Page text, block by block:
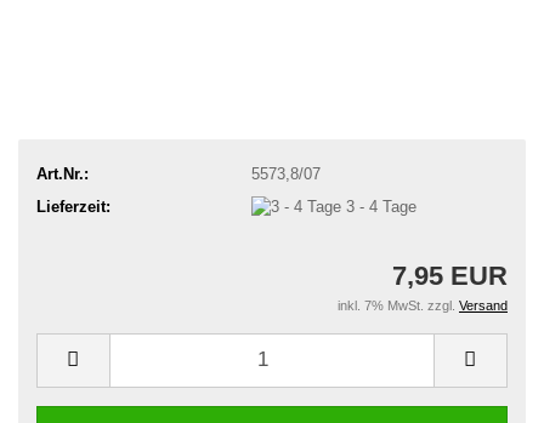
Art.Nr.:
5573,8/07
Lieferzeit:
3 - 4 Tage
7,95 EUR
inkl. 7% MwSt. zzgl. Versand